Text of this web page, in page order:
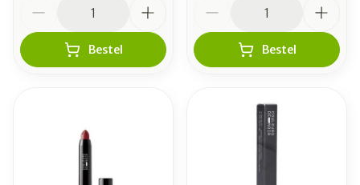
Bestel Bestel